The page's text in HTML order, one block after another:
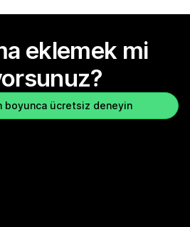
eklemek mi
boyunca ücretsiz deneyin